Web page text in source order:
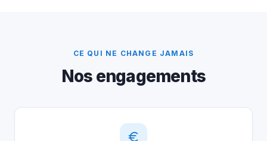
CE QUI NE CHANGE JAMAIS
Nos engagements